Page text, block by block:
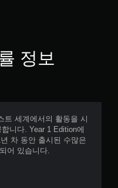
정보
트 세계에서의 활동을 시
니다. Year 1 Edition에
차 동안 출시된 수많은
어 있습니다.